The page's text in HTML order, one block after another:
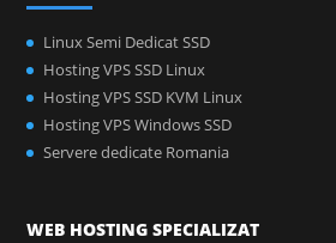
Linux Semi Dedicat SSD
Hosting VPS SSD Linux
Hosting VPS SSD KVM Linux
Hosting VPS Windows SSD
Servere dedicate Romania
WEB HOSTING SPECIALIZAT